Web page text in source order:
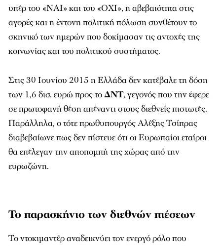
υπέρ του «ΝΑΙ» και του «ΟΧΙ», η αβεβαιότητα στις
αγορές και η έντονη πολιτική πόλωση συνθέτουν το
σκηνικό των ημερών που δοκίμασαν τις αντοχές της
κοινωνίας και του πολιτικού συστήματος.
Στις 30 Ιουνίου 2015 η Ελλάδα δεν κατέβαλε τη δόση
των 1,6 δισ. ευρώ προς τοΔΝΤ, γεγονός που την έφερε
σε πρωτοφανή θέση απέναντι στους διεθνείς πιστωτές.
Παράλληλα, ο τότε πρωθυπουργός Αλέξης Τσίπρας
διαβεβαίωνε πως δεν πίστευε ότι οι Ευρωπαίοι εταίροι
θα επέλεγαν την αποπομπή της χώρας από την
ευρωζώνη.
Το παρασκήνιο των διεθνών πιέσεων
Το ντοκιμαντέρ αναδεικνύει τον ενεργό ρόλο που